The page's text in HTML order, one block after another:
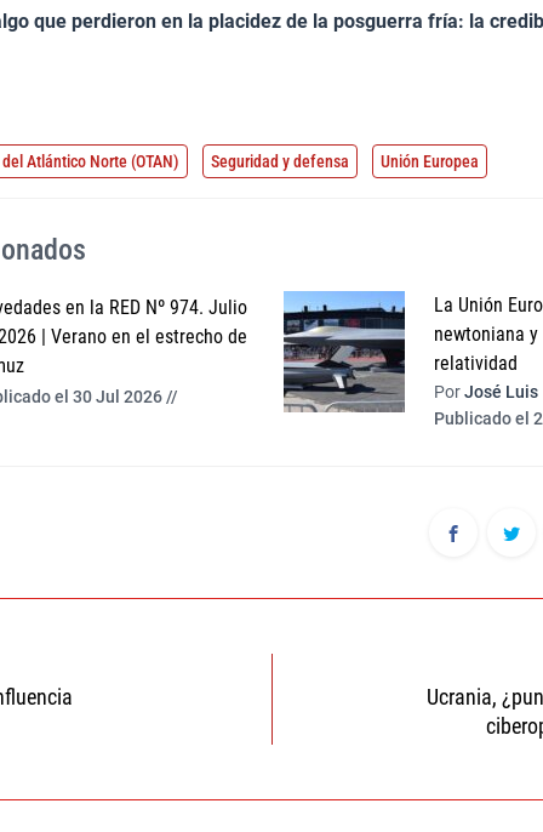
que perdieron en la placidez de la posguerra fría: la
Atlántico Norte (OTAN) Seguridad y defensa Unión Europea
en la RED Nº 974. Julio
| Verano en el estrecho de
el 30 Jul 2026 //
La Unión
newtoniana
relatividad
PorJosé Luis
Publicado el
Ucrania,